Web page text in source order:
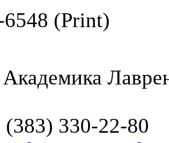
(Print)
(383) 330-22-80